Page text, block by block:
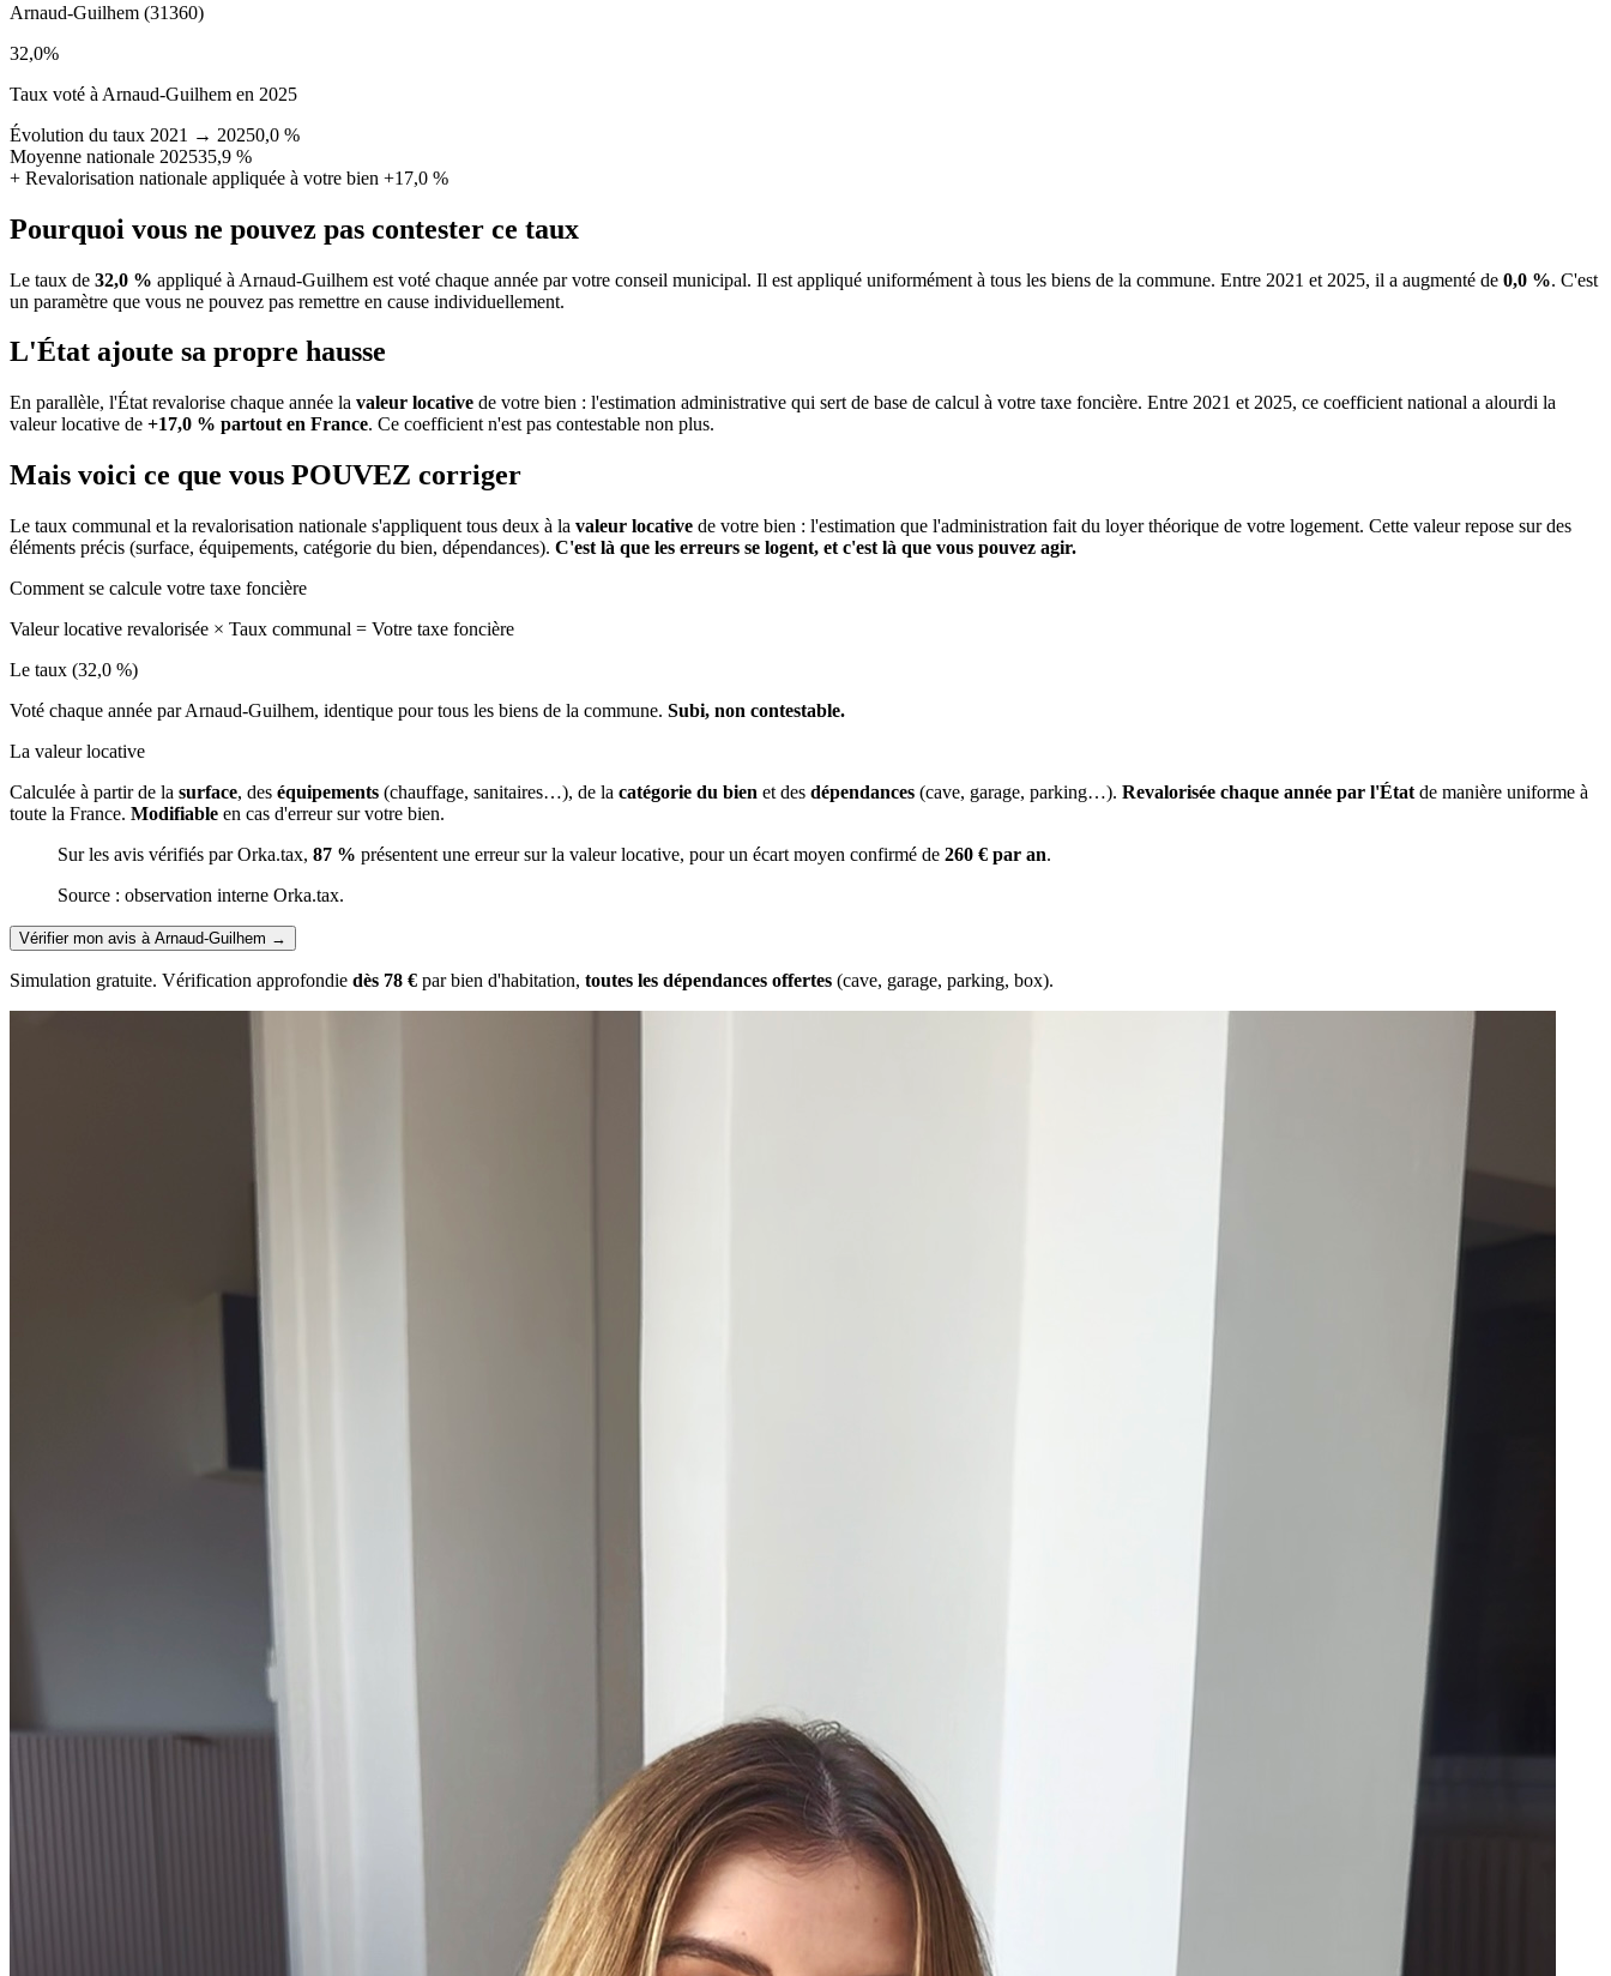
Arnaud-Guilhem (31360)
32,0%
Taux voté à Arnaud-Guilhem en 2025
Évolution du taux 2021 → 20250,0 %
Moyenne nationale 202535,9 %
+ Revalorisation nationale appliquée à votre bien +17,0 %
Pourquoi vous ne pouvez pas contester ce taux
Le taux de 32,0 % appliqué à Arnaud-Guilhem est voté chaque année par votre conseil municipal. Il est appliqué uniformément à tous les biens de la commune. Entre 2021 et 2025, il a augmenté de 0,0 %. C'est
un paramètre que vous ne pouvez pas remettre en cause individuellement.
L'État ajoute sa propre hausse
En parallèle, l'État revalorise chaque année la valeur locative de votre bien : l'estimation administrative qui sert de base de calcul à votre taxe foncière. Entre 2021 et 2025, ce coefficient national a alourdi la
valeur locative de +17,0 % partout en France. Ce coefficient n'est pas contestable non plus.
Mais voici ce que vous POUVEZ corriger
Le taux communal et la revalorisation nationale s'appliquent tous deux à la valeur locative de votre bien : l'estimation que l'administration fait du loyer théorique de votre logement. Cette valeur repose sur des
éléments précis (surface, équipements, catégorie du bien, dépendances). C'est là que les erreurs se logent, et c'est là que vous pouvez agir.
Comment se calcule votre taxe foncière
Valeur locative revalorisée × Taux communal = Votre taxe foncière
Le taux (32,0 %)
Voté chaque année par Arnaud-Guilhem, identique pour tous les biens de la commune. Subi, non contestable.
La valeur locative
Calculée à partir de la surface, des équipements (chauffage, sanitaires…), de la catégorie du bien et des dépendances (cave, garage, parking…). Revalorisée chaque année par l'État de manière uniforme à
toute la France. Modifiable en cas d'erreur sur votre bien.
Sur les avis vérifiés par Orka.tax, 87 % présentent une erreur sur la valeur locative, pour un écart moyen confirmé de 260 € par an.
Source : observation interne Orka.tax.
Vérifier mon avis à Arnaud-Guilhem →
Simulation gratuite. Vérification approfondie dès 78 € par bien d'habitation, toutes les dépendances offertes (cave, garage, parking, box).